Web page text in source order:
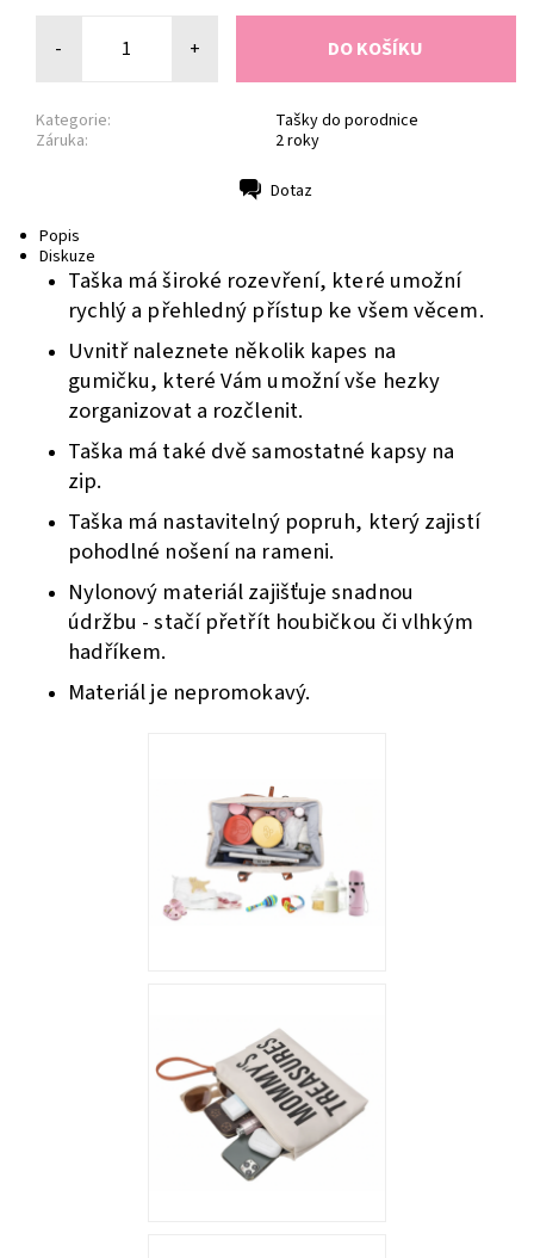
- +
Kategorie:
Tašky do porodnice
Záruka:
2 roky
Dotaz
Popis
Diskuze
Taška má široké rozevření, které umožní
rychlý a přehledný přístup ke všem věcem.
Uvnitř naleznete několik kapes na
gumičku, které Vám umožní vše hezky
zorganizovat a rozčlenit.
Taška má také dvě samostatné kapsy na
zip.
Taška má nastavitelný popruh, který zajistí
pohodlné nošení na rameni.
Nylonový materiál zajišťuje snadnou
údržbu - stačí přetřít houbičkou či vlhkým
hadříkem.
Materiál je nepromokavý.